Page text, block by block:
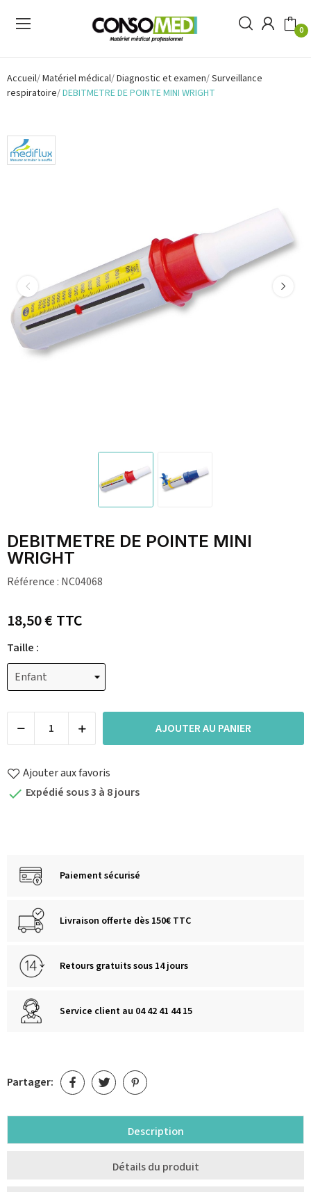
0
Accueil Matériel médical Diagnostic et examen Surveillance
respiratoire DEBITMETRE DE POINTE MINI WRIGHT
DEBITMETRE DE POINTE MINI
WRIGHT
Référence : NC04068
18,50 €TTC
Taille :
AJOUTER AU PANIER
Ajouter aux favoris
 Expédié sous 3 à 8 jours
Paiement sécurisé
Livraison offerte dès 150€ TTC
Retours gratuits sous 14 jours
Service client au 04 42 41 44 15
Partager:
Description
Détails du produit